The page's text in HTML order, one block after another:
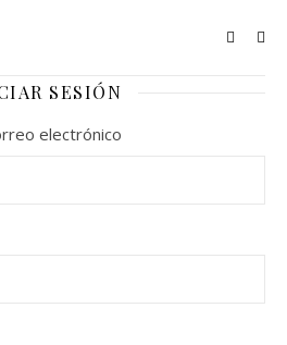
SESIÓN
electrónico